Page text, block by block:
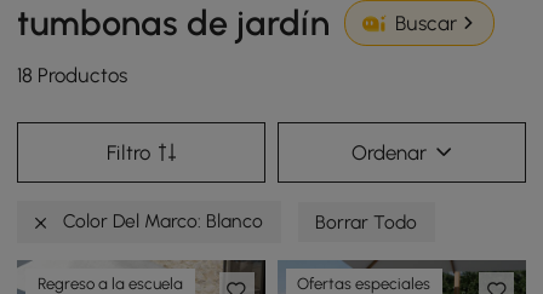
tumbonas de jardín
Buscar
18 Productos
Filtro Ordenar
Color Del Marco: Blanco Borrar Todo
Regreso a la escuela Ofertas especiales